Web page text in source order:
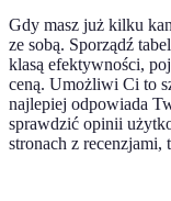
Gdy masz już kilku
ze sobą. Sporządź
klasą efektywności,
ceną. Umożliwi Ci to
najlepiej odpowiada
sprawdzić opinii
stronach z recenzjami,